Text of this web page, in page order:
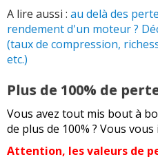
A lire aussi : au delà des
rendement d'un moteur ?
(taux de compression,
etc.)
Plus de 100% de
Vous avez tout mis bout à
de plus de 100% ? Vous
Attention, les valeurs de